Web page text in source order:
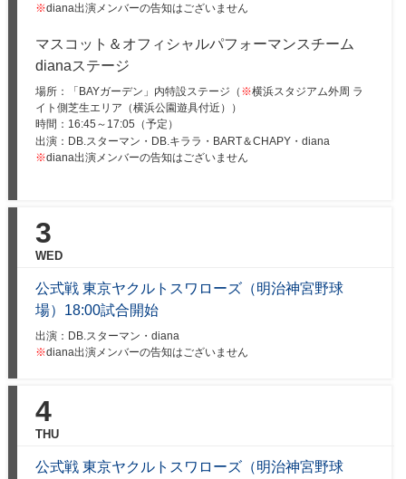
※diana出演メンバーの告知はございません
マスコット＆オフィシャルパフォーマンスチーム
dianaステージ
場所：「BAYガーデン」内特設ステージ（ ※横浜スタジアム外周 ラ
イト側芝生エリア（横浜公園遊具付近））
時間： 16:45～17:05（予定）
出演：DB.スターマン・DB.キララ・BART＆CHAPY・diana
※diana出演メンバーの告知はございません
3
WED
公式戦 東京ヤクルトスワローズ（明治神宮野球
場）18:00試合開始
出演：DB.スターマン・diana
※diana出演メンバーの告知はございません
4
THU
公式戦 東京ヤクルトスワローズ（明治神宮野球